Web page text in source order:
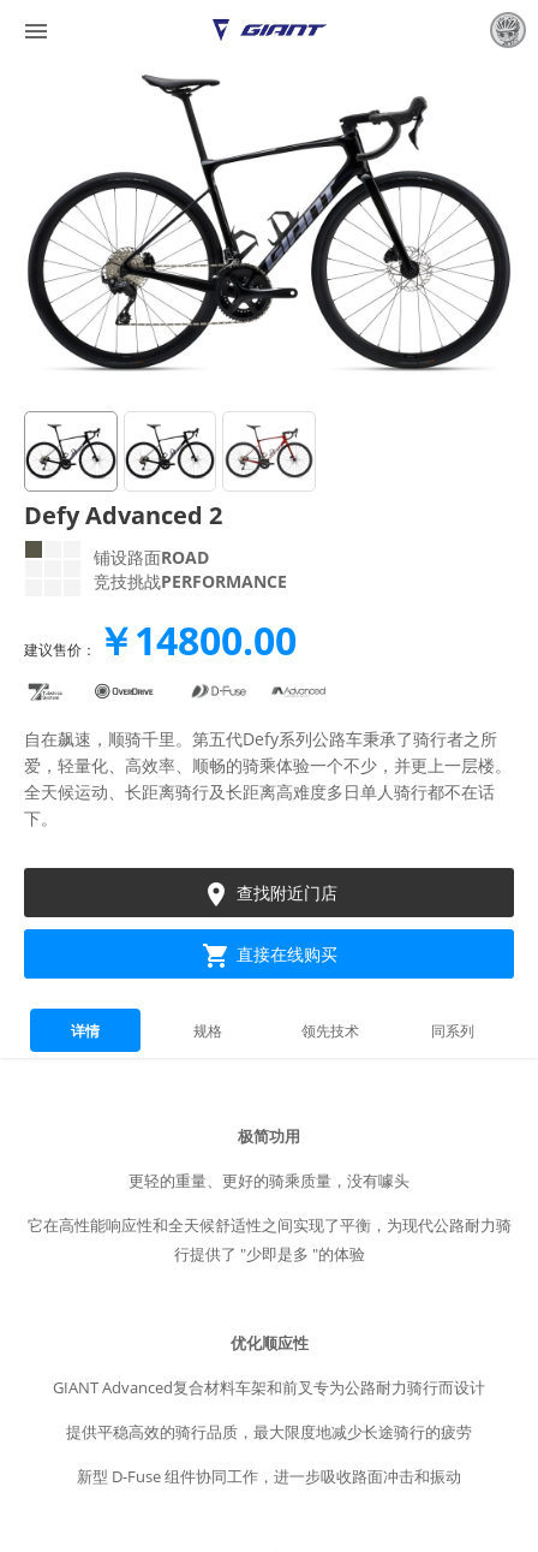

Defy Advanced 2
铺设路面ROAD
竞技挑战PERFORMANCE
建议售价： ￥14800.00
自在飙速，顺骑千里。第五代Defy系列公路车秉承了骑行者之所
爱，轻量化、高效率、顺畅的骑乘体验一个不少，并更上一层楼。
全天候运动、长距离骑行及长距离高难度多日单人骑行都不在话
下。
 查找附近门店
 直接在线购买
详情 规格 领先技术 同系列
极简功用
更轻的重量、更好的骑乘质量，没有噱头
它在高性能响应性和全天候舒适性之间实现了平衡，为现代公路耐力骑
行提供了 "少即是多 "的体验
优化顺应性
GIANT Advanced复合材料车架和前叉专为公路耐力骑行而设计
提供平稳高效的骑行品质，最大限度地减少长途骑行的疲劳
新型 D-Fuse 组件协同工作，进一步吸收路面冲击和振动